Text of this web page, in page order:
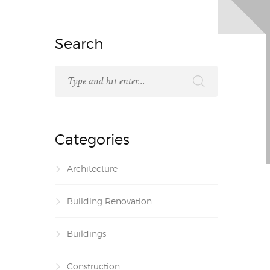
Search
Categories
Architecture
Building Renovation
Buildings
Construction